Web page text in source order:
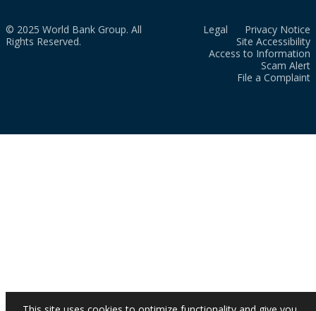
© 2025 World Bank Group. All
Rights Reserved.
Legal
Privacy Notice
Site Accessibility
Access to Information
Scam Alert
File a Complaint